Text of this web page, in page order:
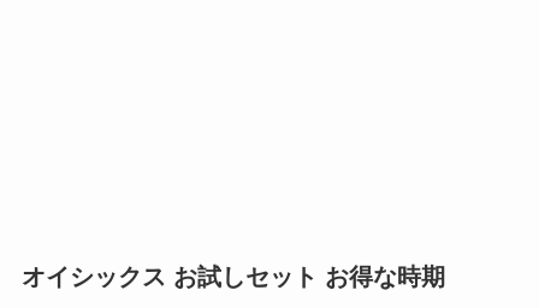
オイシックス お試しセット お得な時期